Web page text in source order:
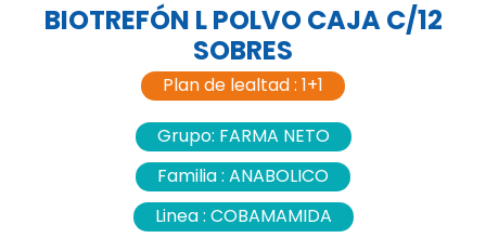
BIOTREFÓN L POLVO CAJA C/12
SOBRES
Plan de lealtad : 1+1
Grupo: FARMA NETO
Familia : ANABOLICO
Linea : COBAMAMIDA